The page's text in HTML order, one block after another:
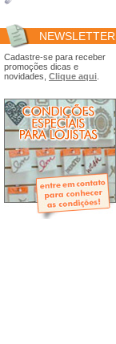
Acrílico
Porta Retratos
Ferramentas
- Carimbões
- Embalagens
- Máscaras
- Espátulas
- Diversos
Álbuns
- Mini-Álbuns
- Páginas Mini
- Páginas Scrap
- Argolas
NEWSLETTER
Cadastre-se para receber
promoções dicas e
novidades, Clique aqui